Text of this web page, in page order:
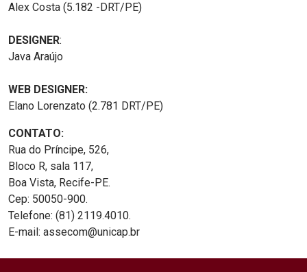
Alex Costa (5.182 -DRT/PE)
DESIGNER:
Java Araújo
WEB DESIGNER:
Elano Lorenzato (2.781 DRT/PE)
CONTATO:
Rua do Príncipe, 526,
Bloco R, sala 117,
Boa Vista, Recife-PE.
Cep: 50050-900.
Telefone: (81) 2119.4010.
E-mail: assecom@unicap.br